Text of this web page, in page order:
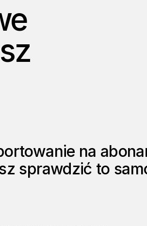
na
sprawdzić to